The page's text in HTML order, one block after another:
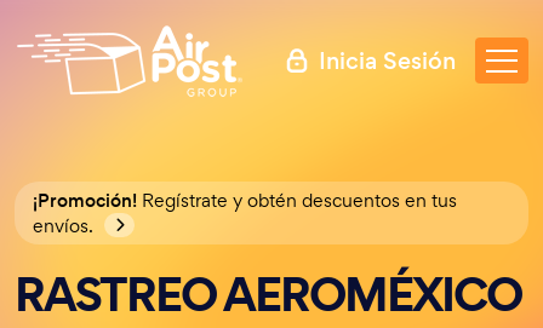
Inicia Sesión
¡Promoción! Regístrate y obtén descuentos en tus
envíos.
RASTREO AEROMÉXICO